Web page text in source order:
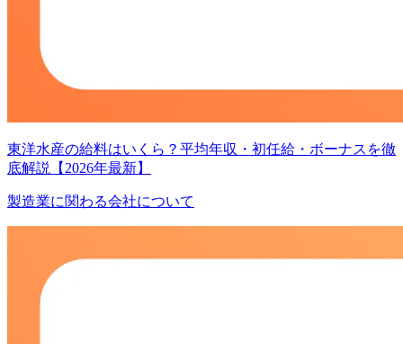
東洋水産の給料はいくら？平均年収・初任給・ボーナスを徹
底解説【2026年最新】
製造業に関わる会社について